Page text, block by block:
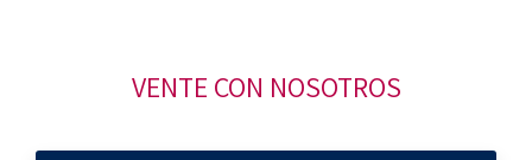
VENTE CON NOSOTROS